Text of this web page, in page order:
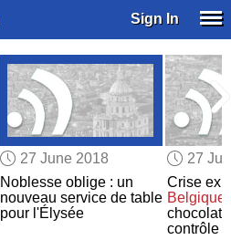
Sign In
27 June 2018
Noblesse oblige : un
nouveau service de table
pour l'Élysée
27
Crise
Belgique
contrôle